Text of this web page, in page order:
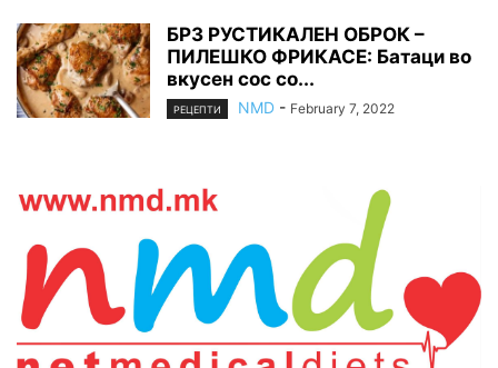
БРЗ РУСТИКАЛЕН ОБРОК –
ПИЛЕШКО ФРИКАСЕ: Батаци во
вкусен сос со...
РЕЦЕПТИ NMD - February 7, 2022